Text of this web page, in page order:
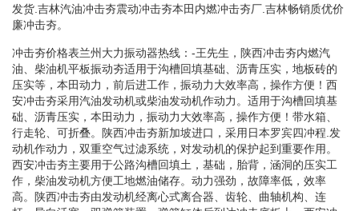
发货.吉林汽油冲击夯震动冲击夯本田内燃冲击夯厂.吉林畅销质优价
廉冲击夯。
冲击夯价格表兰州大力振动器热线：-王先生，陕西冲击夯内燃汽
油、柴油机平板振动夯适用于沟槽回填基础、沥青压实，地板砖的
压实等，本田动力，前后进工作，振动力大效率高，操作方便！西
安冲击夯采用汽油发动机或柴油发动机作动力。适用于沟槽回填基
础、沥青压实，本田动力，振动力大效率高，操作方便！带水箱、
行走轮、可折叠。陕西冲击夯新加坡进口，采用日本罗宾四冲程.发
动机作动力，双重空气过滤系统，对发动机的保护起到重要作用。
西安冲击夯主要用于公路沟槽回填土，基础，胎背，涵洞的压实工
作，柴油发动机方便工地燃油储存。动力强劲，故障率低，效率
高。陕西冲击夯由发动机经离心式离合器、齿轮、曲轴机构、连